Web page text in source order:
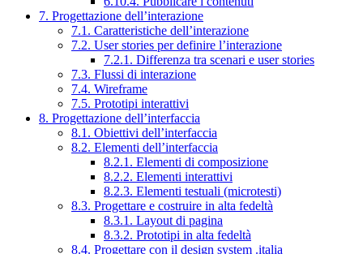
7. Progettazione dell’interazione
7.1. Caratteristiche dell’interazione
7.2. User stories per definire l’interazione
7.2.1. Differenza tra scenari e user stories
7.3. Flussi di interazione
7.4. Wireframe
7.5. Prototipi interattivi
8. Progettazione dell’interfaccia
8.1. Obiettivi dell’interfaccia
8.2. Elementi dell’interfaccia
8.2.1. Elementi di composizione
8.2.2. Elementi interattivi
8.2.3. Elementi testuali (microtesti)
8.3. Progettare e costruire in alta fedeltà
8.3.1. Layout di pagina
8.3.2. Prototipi in alta fedeltà
8.4. Progettare con il design system .italia